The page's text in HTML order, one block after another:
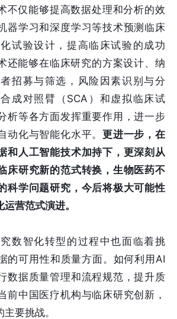
不仅能够提高数据处理和分析的效
器学习和深度学习等技术预测临床
试验设计，提高临床试验的成功
还能够在临床研究的方案设计、纳
招募与筛选，风险因素识别与分
成对照臂（SCA）和虚拟临床试
析等各方面发挥重要作用，进一步
动化与智能化水平。更进一步，在
和人工智能技术加持下，更深刻从
床研究新的范式转换，生物医药不
科学问题研究，今后将极大可能性
营范式演进。
数智化转型的过程中也面临着挑
的可用性和质量方面。如何利用AI
数据质量管理和流程规范，提升质
前中国医疗机构与临床研究创新，
要挑战。